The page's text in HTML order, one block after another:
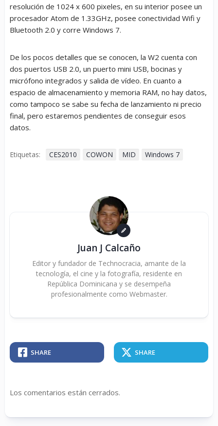
resolución de 1024 x 600 pixeles, en su interior posee un
procesador Atom de 1.33GHz, posee conectividad Wifi y
Bluetooth 2.0 y corre Windows 7.
De los pocos detalles que se conocen, la W2 cuenta con
dos puertos USB 2.0, un puerto mini USB, bocinas y
micrófono integrados y salida de vídeo. En cuanto a
espacio de almacenamiento y memoria RAM, no hay datos,
como tampoco se sabe su fecha de lanzamiento ni precio
final, pero estaremos pendientes de conseguir esos
datos.
Etiquetas: CES2010 COWON MID Windows 7
Juan J Calcaño
Editor y fundador de Technocracia, amante de la
tecnología, el cine y la fotografía, residente en
República Dominicana y se desempeña
profesionalmente como Webmaster.
SHARE SHARE
Los comentarios están cerrados.